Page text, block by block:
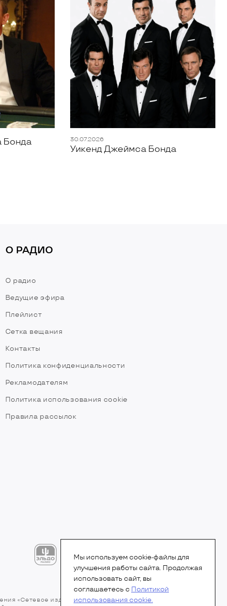
Бонда 30.07.2026
Уикенд Джеймса Бонда
О РАДИО
О радио
Ведущие эфира
Плейлист
Сетка вещания
Контакты
Политика конфиденциальности
Рекламодателям
Политика использования cookie
Правила рассылок
«Сетевое издание». Свидетельство Эл № ФС77-
Мы используем cookie-файлы для
улучшения работы сайта. Продолжая
использовать сайт, вы
соглашаетесь с Политикой
использования cookie.